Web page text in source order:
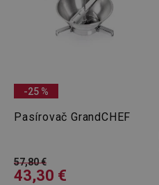
-25 %
Pasírovač GrandCHEF
57,80 €
43,30 €